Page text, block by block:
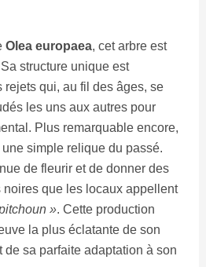
Olea europaea, cet arbre est
structure unique est
qui, au fil des âges, se
les uns aux autres pour
Plus remarquable encore,
simple relique du passé.
de fleurir et de donner des
que les locaux appellent
». Cette production
la plus éclatante de son
sa parfaite adaptation à son